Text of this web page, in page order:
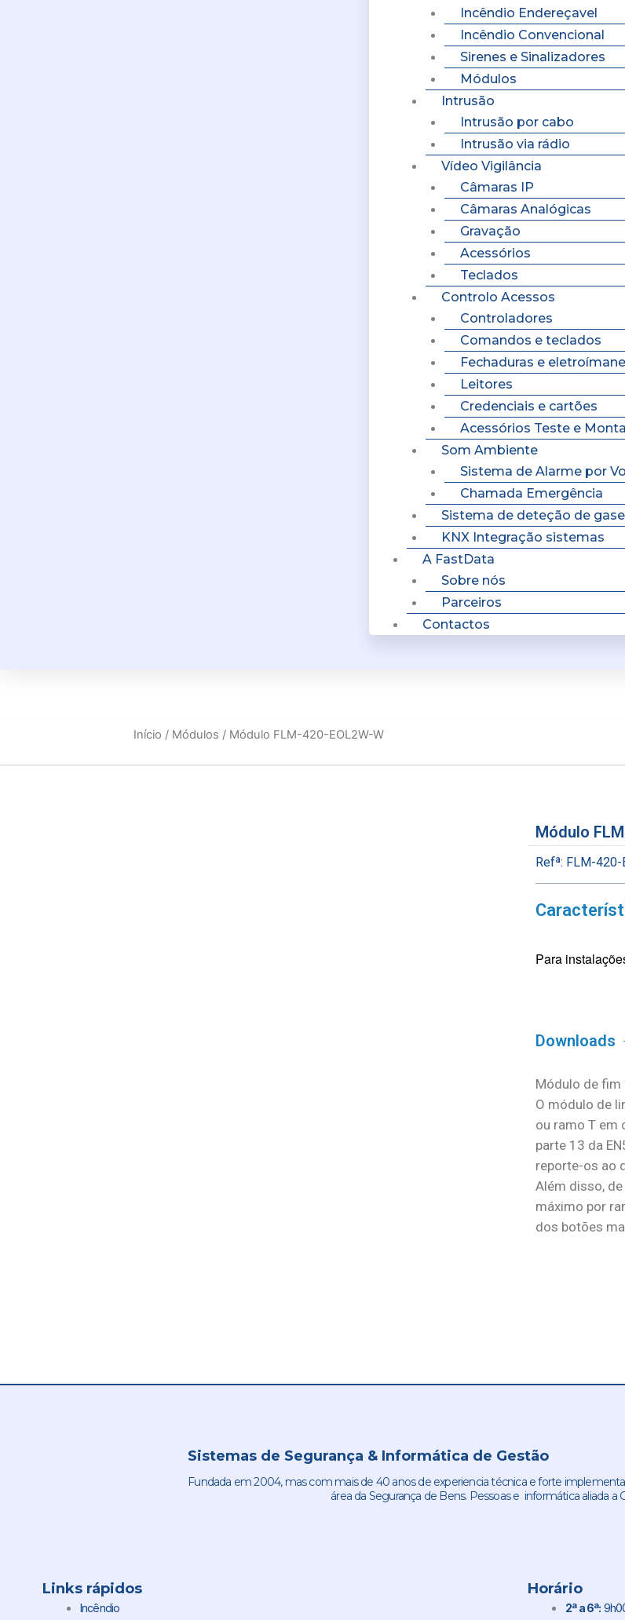
Incêndio Endereçavel
Incêndio Convencional
Sirenes e Sinalizadores
Módulos
Intrusão
Intrusão por cabo
Intrusão via rádio
Vídeo Vigilância
Câmaras IP
Câmaras Analógicas
Gravação
Acessórios
Teclados
Controlo Acessos
Controladores
Comandos e teclados
Fechaduras e
Leitores
Credenciais e cartões
Acessórios Teste e
Som Ambiente
Sistema de Alarme por
Chamada Emergência
Sistema de deteção de
KNX Integração sistemas
A FastData
Sobre nós
Parceiros
Contactos
Início / Módulos / Módulo FLM-420-EOL2W-W
Módulo
Refª: FLM-420-
Para
Downloads
Módulo de fim
O módulo de
ou ramo T em
parte 13 da
reporte-os ao
Além disso,
máximo por
dos botões
Sistemas de Segurança & Informática de Gestão
Fundada em 2004, mas com mais de 40 anos de experiencia técnica e forte
área da Segurança de Bens. Pessoas e informática aliada a
Links rápidos
Incêndio
Horário
2ª a 6ª: